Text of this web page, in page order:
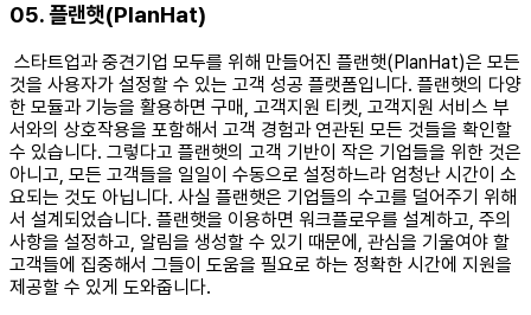
05. 플랜햇(PlanHat)
스타트업과 중견기업 모두를 위해 만들어진 플랜햇(PlanHat)은 모든
것을 사용자가 설정할 수 있는 고객 성공 플랫폼입니다. 플랜햇의 다양
한 모듈과 기능을 활용하면 구매, 고객지원 티켓, 고객지원 서비스 부
서와의 상호작용을 포함해서 고객 경험과 연관된 모든 것들을 확인할
수 있습니다. 그렇다고 플랜햇의 고객 기반이 작은 기업들을 위한 것은
아니고, 모든 고객들을 일일이 수동으로 설정하느라 엄청난 시간이 소
요되는 것도 아닙니다. 사실 플랜햇은 기업들의 수고를 덜어주기 위해
서 설계되었습니다. 플랜햇을 이용하면 워크플로우를 설계하고, 주의
사항을 설정하고, 알림을 생성할 수 있기 때문에, 관심을 기울여야 할
고객들에 집중해서 그들이 도움을 필요로 하는 정확한 시간에 지원을
제공할 수 있게 도와줍니다.